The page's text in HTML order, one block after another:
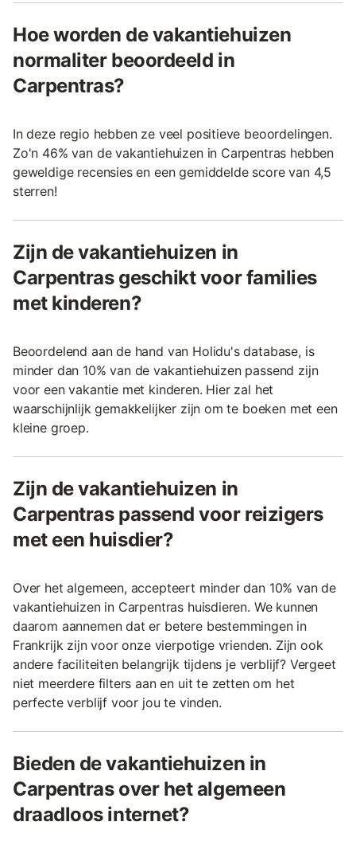
Hoe worden de vakantiehuizen
normaliter beoordeeld in
Carpentras?
In deze regio hebben ze veel positieve beoordelingen.
Zo'n 46% van de vakantiehuizen in Carpentras hebben
geweldige recensies en een gemiddelde score van 4,5
sterren!
Zijn de vakantiehuizen in
Carpentras geschikt voor families
met kinderen?
Beoordelend aan de hand van Holidu's database, is
minder dan 10% van de vakantiehuizen passend zijn
voor een vakantie met kinderen. Hier zal het
waarschijnlijk gemakkelijker zijn om te boeken met een
kleine groep.
Zijn de vakantiehuizen in
Carpentras passend voor reizigers
met een huisdier?
Over het algemeen, accepteert minder dan 10% van de
vakantiehuizen in Carpentras huisdieren. We kunnen
daarom aannemen dat er betere bestemmingen in
Frankrijk zijn voor onze vierpotige vrienden. Zijn ook
andere faciliteiten belangrijk tijdens je verblijf? Vergeet
niet meerdere filters aan en uit te zetten om het
perfecte verblijf voor jou te vinden.
Bieden de vakantiehuizen in
Carpentras over het algemeen
draadloos internet?